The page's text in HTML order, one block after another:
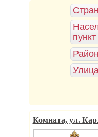
пункт
Район
Комната, ул.